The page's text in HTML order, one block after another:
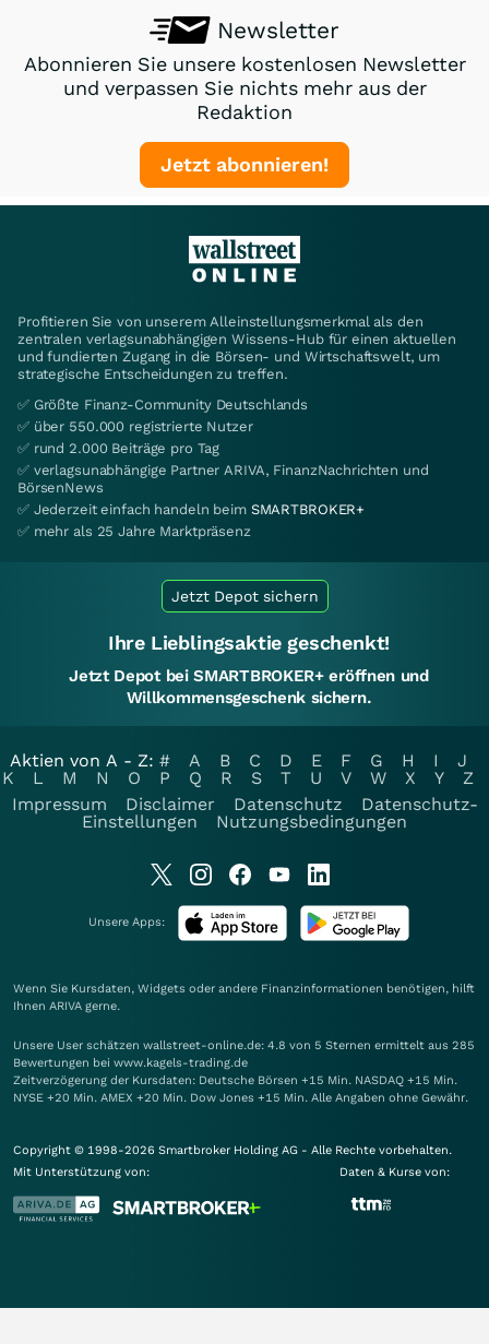
Newsletter
Abonnieren Sie unsere kostenlosen Newsletter
und verpassen Sie nichts mehr aus der
Redaktion
Jetzt abonnieren!
Profitieren Sie von unserem Alleinstellungsmerkmal als den
zentralen verlagsunabhängigen Wissens-Hub für einen aktuellen
und fundierten Zugang in die Börsen- und Wirtschaftswelt, um
strategische Entscheidungen zu treffen.
✅ Größte Finanz-Community Deutschlands
✅ über 550.000 registrierte Nutzer
✅ rund 2.000 Beiträge pro Tag
✅ verlagsunabhängige Partner ARIVA, FinanzNachrichten und
BörsenNews
✅ Jederzeit einfach handeln beim SMARTBROKER+
✅ mehr als 25 Jahre Marktpräsenz
Jetzt Depot sichern
Ihre Lieblingsaktie geschenkt!
Jetzt Depot bei SMARTBROKER+ eröffnen und
Willkommensgeschenk sichern.
Aktien von A - Z: # A B C D E F G H I
J
K
L M N O P Q R S T U V W X Y
Z
Impressum
Disclaimer Datenschutz
Datenschutz-
Einstellungen
Nutzungsbedingungen
Unsere Apps:
Wenn Sie Kursdaten, Widgets oder andere Finanzinformationen benötigen, hilft
Ihnen ARIVA gerne.
Unsere User schätzen wallstreet-online.de: 4.8 von 5 Sternen ermittelt aus 285
Bewertungen bei www.kagels-trading.de
Zeitverzögerung der Kursdaten: Deutsche Börsen +15 Min. NASDAQ +15 Min.
NYSE +20 Min. AMEX +20 Min. Dow Jones +15 Min. Alle Angaben ohne Gewähr.
Copyright © 1998-2026 Smartbroker Holding AG - Alle Rechte vorbehalten.
Mit Unterstützung von:
Daten & Kurse von: